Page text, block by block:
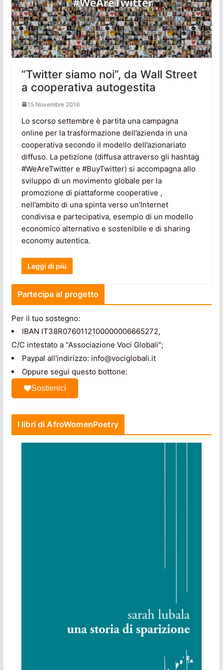
“Twitter siamo noi”, da Wall Street
a cooperativa autogestita
15 Novembre 2016
Lo scorso settembre è partita una campagna
online per la trasformazione dell’azienda in una
cooperativa secondo il modello dell’azionariato
diffuso. La petizione (diffusa attraverso gli hashtag
#WeAreTwitter e #BuyTwitter) si accompagna allo
sviluppo di un movimento globale per la
promozione di piattaforme cooperative ,
nell’ambito di una spinta verso un’Internet
condivisa e partecipativa, esempio di un modello
economico alternativo e sostenibile e di sharing
economy autentica.
Leggi di più
Partecipa al progetto
Per il tuo sostegno:
IBAN IT38R0760112100000006665272,
C/C intestato a "Associazione Voci Globali";
Paypal all'indirizzo: info@vociglobali.it
Oppure segui questo bottone:
Sostienici
I libri di AfroWomenPoetry